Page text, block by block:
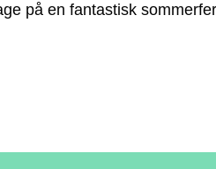
på en fantastisk